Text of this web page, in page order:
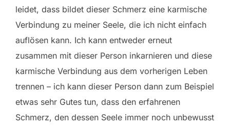
leidet, dass bildet dieser Schmerz eine karmische
Verbindung zu meiner Seele, die ich nicht einfach
auflösen kann. Ich kann entweder erneut
zusammen mit dieser Person inkarnieren und diese
karmische Verbindung aus dem vorherigen Leben
trennen – ich kann dieser Person dann zum Beispiel
etwas sehr Gutes tun, dass den erfahrenen
Schmerz, den dessen Seele immer noch unbewusst